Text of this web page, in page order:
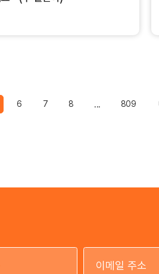
6 7 8 ... 809